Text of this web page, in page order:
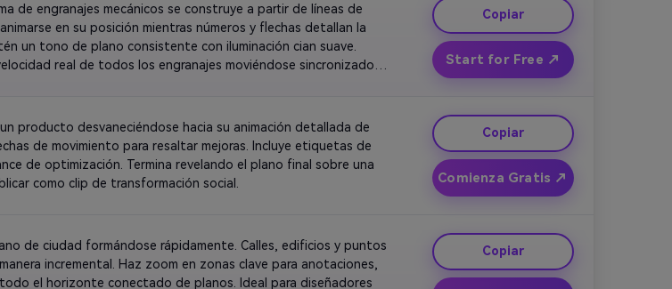
de engranajes mecánicos se construye a partir de líneas de
en su posición mientras números y flechas detallan la
un tono de plano consistente con iluminación cian suave.
real de todos los engranajes moviéndose sincronizados,
Copiar
Start for Free ↗
producto desvaneciéndose hacia su animación detallada de
de movimiento para resaltar mejoras. Incluye etiquetas de
de optimización. Termina revelando el plano final sobre una
como clip de transformación social.
Copiar
Comienza Gratis ↗
de ciudad formándose rápidamente. Calles, edificios y puntos
incremental. Haz zoom en zonas clave para anotaciones,
el horizonte conectado de planos. Ideal para diseñadores
Copiar